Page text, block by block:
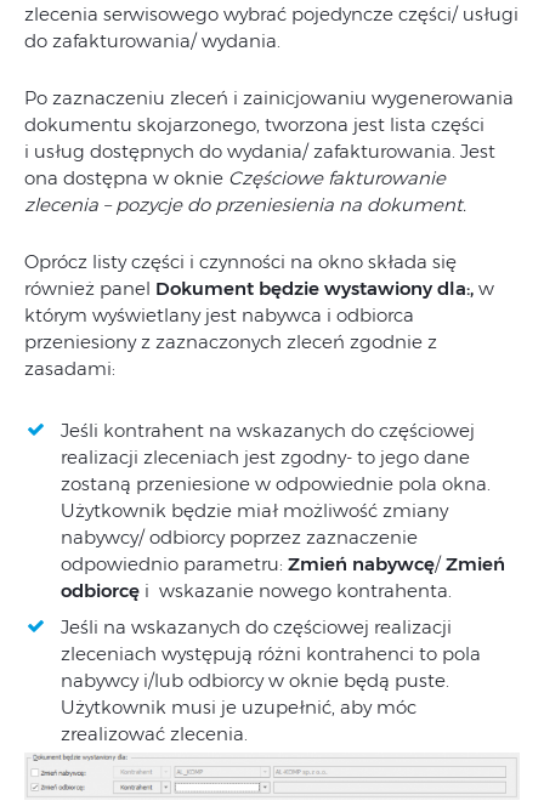
zlecenia serwisowego wybrać pojedyncze części/ usługi
do zafakturowania/ wydania.
Po zaznaczeniu zleceń i zainicjowaniu wygenerowania
dokumentu skojarzonego, tworzona jest lista części
i usług dostępnych do wydania/ zafakturowania. Jest
ona dostępna w oknie Częściowe fakturowanie
zlecenia – pozycje do przeniesienia na dokument.
Oprócz listy części i czynności na okno składa się
również panel Dokument będzie wystawiony dla:, w
którym wyświetlany jest nabywca i odbiorca
przeniesiony z zaznaczonych zleceń zgodnie z
zasadami:
Jeśli kontrahent na wskazanych do częściowej
realizacji zleceniach jest zgodny- to jego dane
zostaną przeniesione w odpowiednie pola okna.
Użytkownik będzie miał możliwość zmiany
nabywcy/ odbiorcy poprzez zaznaczenie
odpowiednio parametru: Zmień nabywcę/Zmień
odbiorcę i wskazanie nowego kontrahenta.
Jeśli na wskazanych do częściowej realizacji
zleceniach występują różni kontrahenci to pola
nabywcy i/lub odbiorcy w oknie będą puste.
Użytkownik musi je uzupełnić, aby móc
zrealizować zlecenia.